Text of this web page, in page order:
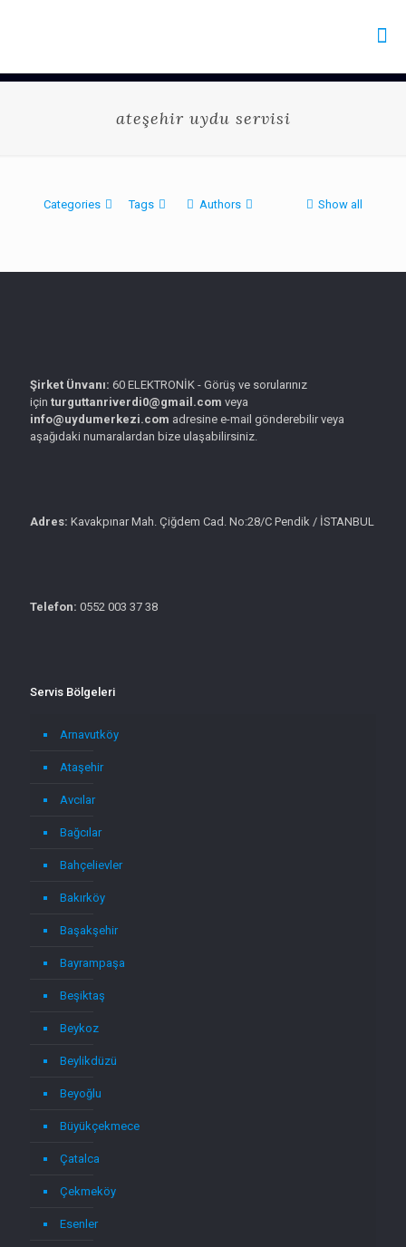
ateşehir uydu servisi
Categories Tags Authors Show all
Şirket Ünvanı: 60 ELEKTRONİK - Görüş ve sorularınız
için turguttanriverdi0@gmail.com veya
info@uydumerkezi.com adresine e-mail gönderebilir veya
aşağıdaki numaralardan bize ulaşabilirsiniz.
Adres: Kavakpınar Mah. Çiğdem Cad. No:28/C Pendik / İSTANBUL
Telefon: 0552 003 37 38
Servis Bölgeleri
Arnavutköy
Ataşehir
Avcılar
Bağcılar
Bahçelievler
Bakırköy
Başakşehir
Bayrampaşa
Beşiktaş
Beykoz
Beylikdüzü
Beyoğlu
Büyükçekmece
Çatalca
Çekmeköy
Esenler